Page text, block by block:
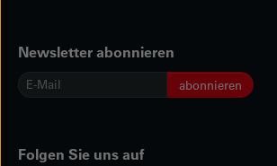
Newsletter abonnieren
E-
abonnieren
Folgen Sie uns auf